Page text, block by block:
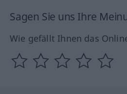
Sagen Sie uns Ihre
Wie gefällt Ihnen das